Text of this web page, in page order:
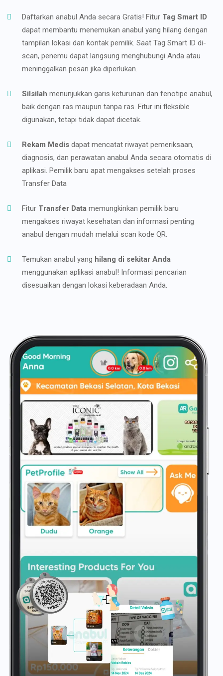
Daftarkan anabul Anda secara Gratis! Fitur Tag Smart ID
dapat membantu menemukan anabul yang hilang dengan
tampilan lokasi dan kontak pemilik. Saat Tag Smart ID di-
scan, penemu dapat langsung menghubungi Anda atau
meninggalkan pesan jika diperlukan.
Silsilah menunjukkan garis keturunan dan fenotipe anabul,
baik dengan ras maupun tanpa ras. Fitur ini fleksible
digunakan, tetapi tidak dapat dicetak.
Rekam Medis dapat mencatat riwayat pemeriksaan,
diagnosis, dan perawatan anabul Anda secara otomatis di
aplikasi. Pemilik baru apat mengakses setelah proses
Transfer Data
Fitur Transfer Data memungkinkan pemilik baru
mengakses riwayat kesehatan dan informasi penting
anabul dengan mudah melalui scan kode QR.
Temukan anabul yang hilang di sekitar Anda
menggunakan aplikasi anabul! Informasi pencarian
disesuaikan dengan lokasi keberadaan Anda.